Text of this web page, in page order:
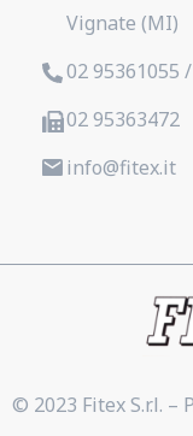
Vignate (MI)
02 95361055
02 95363472
info@fitex.it
© 2023 Fitex S.r.l. –